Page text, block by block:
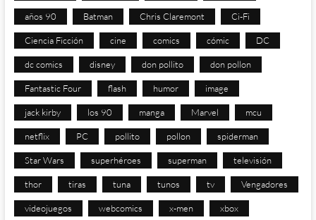
años 90 Batman Chris Claremont Ci-Fi
Ciencia Ficción cine comics cómic DC
dc comics disney don pollito don pollon
Fantastic Four flash humor image
jack kirby los 90 manga Marvel mcu
netflix PC pollito pollon spiderman
Star Wars superhéroes superman televisión
thor tiras tuna tunos tv Vengadores
videojuegos webcomics x-men xbox